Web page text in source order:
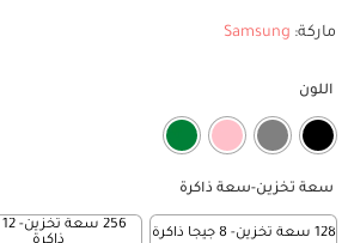
ماركة: Samsung
اللون
سعة تخزين-سعة ذاكرة
128 سعة تخزين- 8 جيجا ذاكرة